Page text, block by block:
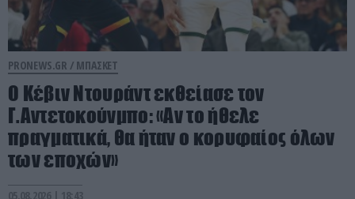
PRONEWS.GR / ΜΠΑΣΚΕΤ
Ο Κέβιν Ντουράντ εκθείασε τον
Γ.Αντετοκούνμπο: «Αν το ήθελε
πραγματικά, θα ήταν ο κορυφαίος όλων
των εποχών»
05.08.2026 | 18:43